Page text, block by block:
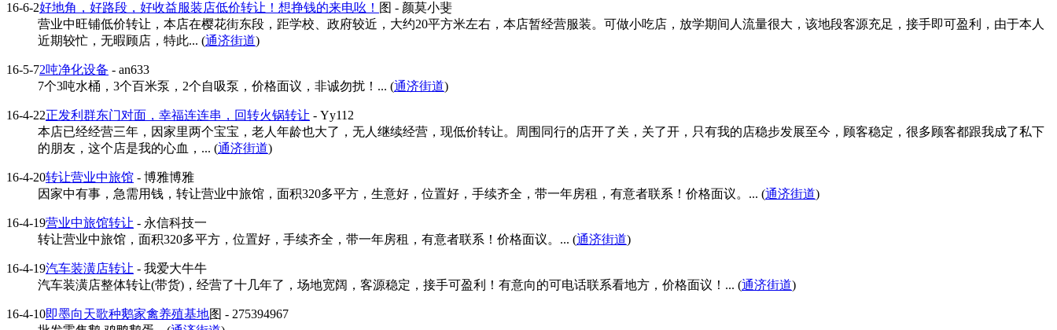
16-6-2好地角，好路段，好收益服装店低价转让！想挣钱的来电吆！ 图 - 颜莫小斐
营业中旺铺低价转让，本店在樱花街东段，距学校、政府较近，大约20平方米左右，本店暂经营服装。可做小吃店，放学期间人流量很大，该地段客源充足，接手即可盈利，由于本人
近期较忙，无暇顾店，特此... (通济街道)
16-5-72吨净化设备 - an633
7个3吨水桶，3个百米泵，2个自吸泵，价格面议，非诚勿扰！... (通济街道)
16-4-22正发利群东门对面，幸福连连串，回转火锅转让 - Yy112
本店已经经营三年，因家里两个宝宝，老人年龄也大了，无人继续经营，现低价转让。周围同行的店开了关，关了开，只有我的店稳步发展至今，顾客稳定，很多顾客都跟我成了私下
的朋友，这个店是我的心血，... (通济街道)
16-4-20转让营业中旅馆 - 博雅博雅
因家中有事，急需用钱，转让营业中旅馆，面积320多平方，生意好，位置好，手续齐全，带一年房租，有意者联系！价格面议。... (通济街道)
16-4-19营业中旅馆转让 - 永信科技一
转让营业中旅馆，面积320多平方，位置好，手续齐全，带一年房租，有意者联系！价格面议。... (通济街道)
16-4-19汽车装潢店转让 - 我爱大牛牛
汽车装潢店整体转让(带货)，经营了十几年了，场地宽阔，客源稳定，接手可盈利！有意向的可电话联系看地方，价格面议！... (通济街道)
16-4-10即墨向天歌种鹅家禽养殖基地图 - 275394967